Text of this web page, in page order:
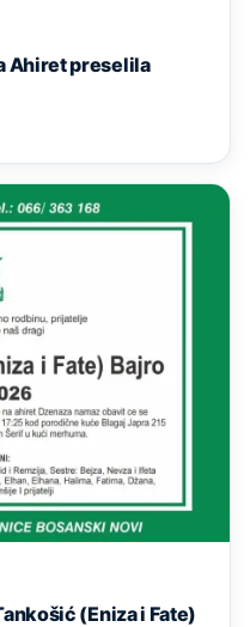
Ahiret preselila
(Eniza i Fate)